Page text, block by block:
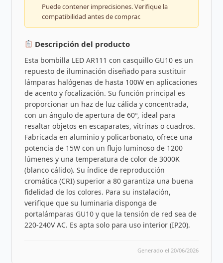
Puede contener imprecisiones. Verifique la
compatibilidad antes de comprar.
Descripción del producto
Esta bombilla LED AR111 con casquillo GU10 es un
repuesto de iluminación diseñado para sustituir
lámparas halógenas de hasta 100W en aplicaciones
de acento y focalización. Su función principal es
proporcionar un haz de luz cálida y concentrada,
con un ángulo de apertura de 60º, ideal para
resaltar objetos en escaparates, vitrinas o cuadros.
Fabricada en aluminio y policarbonato, ofrece una
potencia de 15W con un flujo luminoso de 1200
lúmenes y una temperatura de color de 3000K
(blanco cálido). Su índice de reproducción
cromática (CRI) superior a 80 garantiza una buena
fidelidad de los colores. Para su instalación,
verifique que su luminaria disponga de
portalámparas GU10 y que la tensión de red sea de
220-240V AC. Es apta solo para uso interior (IP20).
Generado el 20/06/2026